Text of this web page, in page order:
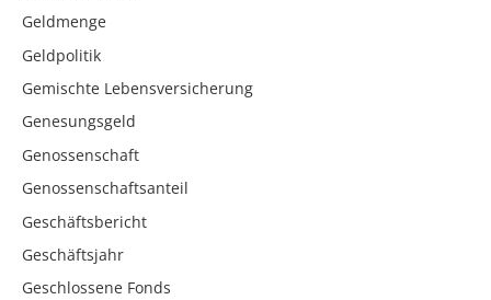
Geldmenge
Geldpolitik
Gemischte Lebensversicherung
Genesungsgeld
Genossenschaft
Genossenschaftsanteil
Geschäftsbericht
Geschäftsjahr
Geschlossene Fonds